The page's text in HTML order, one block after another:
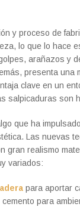
y proceso de
lo que lo hace
arañazos y
presenta una
clave en un
salpicaduras son
que ha
Las nuevas
gran realismo
variados:
para aportar
para